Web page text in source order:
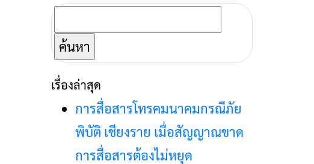
ค้นหา
สำหรับ:
เรื่องล่าสุด
การสื่อสารโทรคมนาคมกรณีภัย
พิบัติ เชียงราย เมื่อสัญญาณขาด
การสื่อสารต้องไม่หยุด